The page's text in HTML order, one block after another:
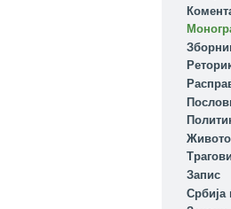
Трагови
Запис
Србија